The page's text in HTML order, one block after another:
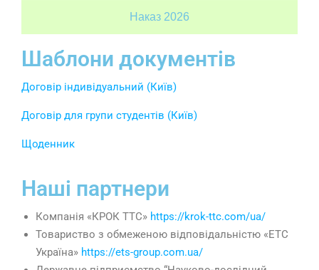
Наказ 2026
Шаблони документів
Договір індивідуальний (Київ)
Договір для групи студентів (Київ)
Щоденник
Наші партнери
Компанія «КРОК ТТС» https://krok-ttc.com/ua/
Товариство з обмеженою відповідальністю «ЕТС
Україна» https://ets-group.com.ua/